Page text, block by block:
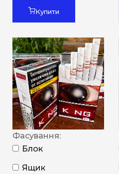
Купити
Фасування:
Блок
Ящик